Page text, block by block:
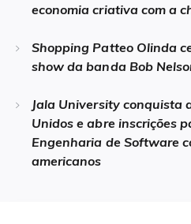
economia criativa com a
Shopping Patteo Olinda
show da banda Bob
Jala University conquista
Unidos e abre inscrições
Engenharia de Software
americanos